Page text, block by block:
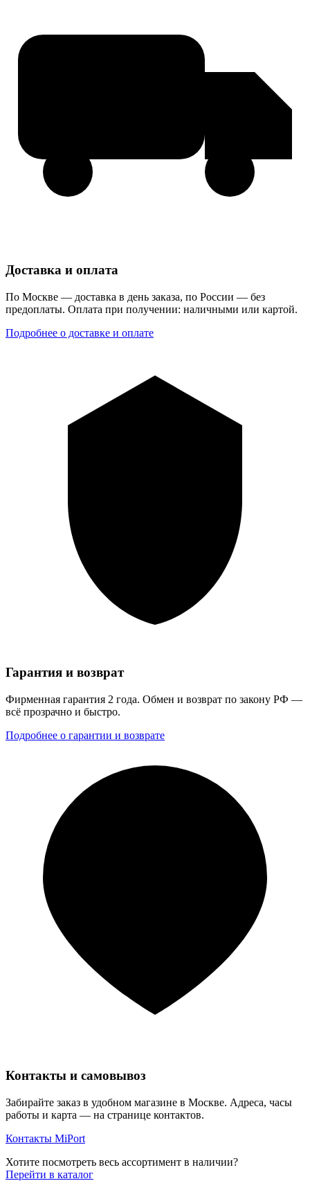
Доставка и оплата
По Москве — доставка в день заказа, по России — без
предоплаты. Оплата при получении: наличными или картой.
Подробнее о доставке и оплате
Гарантия и возврат
Фирменная гарантия 2 года. Обмен и возврат по закону РФ —
всё прозрачно и быстро.
Подробнее о гарантии и возврате
Контакты и самовывоз
Забирайте заказ в удобном магазине в Москве. Адреса, часы
работы и карта — на странице контактов.
Контакты MiPort
Хотите посмотреть весь ассортимент в наличии?
Перейти в каталог